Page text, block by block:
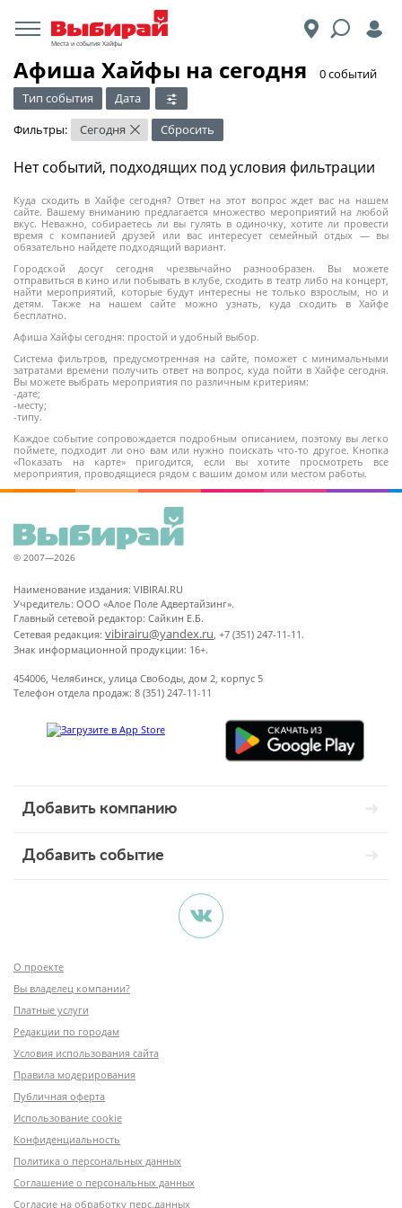
Места и события Хайфы
Афиша Хайфы на сегодня
​0 событий
Тип события
Дата
Фильтры:
Сегодня × Сбросить
Куда сходить в Хайфе сегодня? Ответ на этот вопрос ждет вас на нашем
сайте. Вашему вниманию предлагается множество мероприятий на любой
вкус. Неважно, собираетесь ли вы гулять в одиночку, хотите ли провести
время с компанией друзей или вас интересует семейный отдых — вы
обязательно найдете подходящий вариант.
Городской досуг сегодня чрезвычайно разнообразен. Вы можете
отправиться в кино или побывать в клубе, сходить в театр либо на концерт,
найти мероприятий, которые будут интересны не только взрослым, но и
детям. Также на нашем сайте можно узнать, куда сходить в Хайфе
бесплатно.
Афиша Хайфы сегодня: простой и удобный выбор.
Система фильтров, предусмотренная на сайте, поможет с минимальными
затратами времени получить ответ на вопрос, куда пойти в Хайфе сегодня.
Вы можете выбрать мероприятия по различным критериям:
-дате;
-месту;
-типу.
Каждое событие сопровождается подробным описанием, поэтому вы легко
поймете, подходит ли оно вам или нужно поискать что-то другое. Кнопка
«Показать на карте» пригодится, если вы хотите просмотреть все
мероприятия, проводящиеся рядом с вашим домом или местом работы.
Нет событий, подходящих под условия фильтрации
© 2007—2026
Наименование издания: VIBIRAI.RU
Учредитель: ООО «Алое Поле Адвертайзинг».
Главный сетевой редактор: Сайкин Е.Б.
Сетевая редакция: vibirairu@yandex.ru, +7 (351) 247-11-11.
Знак информационной продукции: 16+.
454006, Челябинск, улица Свободы, дом 2, корпус 5
Телефон отдела продаж: 8 (351) 247-11-11
Добавить компанию
Добавить событие
О проекте
Вы владелец компании?
Платные услуги
Редакции по городам
Условия использования сайта
Правила модерирования
Публичная оферта
Использование cookie
Конфиденциальность
Политика о персональных данных
Соглашение о персональных данных
Согласие на обработку перс.данных